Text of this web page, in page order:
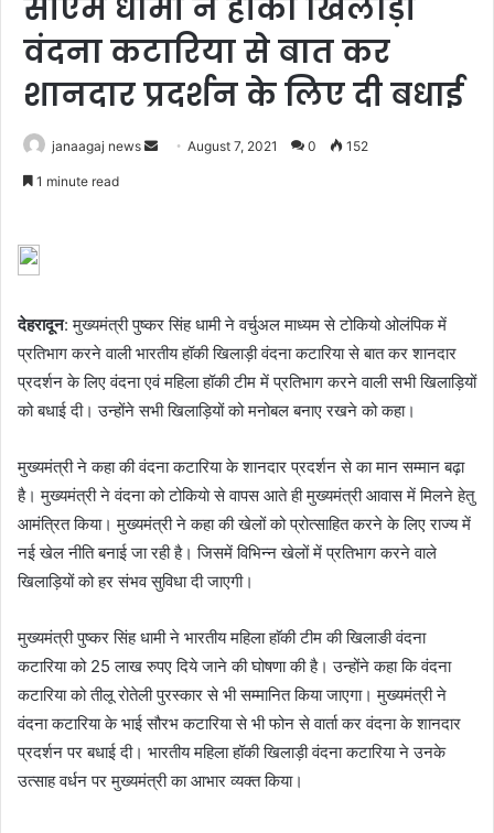
सीएम धामी ने हॉकी खिलाड़ी
वंदना कटारिया से बात कर
शानदार प्रदर्शन के लिए दी बधाई
janaagaj news
SendAugust 7, 2021 0 152
1 minute read
देहरादून: मुख्यमंत्री पुष्कर सिंह धामी ने वर्चुअल माध्यम से टोकियो ओलंपिक में
प्रतिभाग करने वाली भारतीय हॉकी खिलाड़ी वंदना कटारिया से बात कर शानदार
प्रदर्शन के लिए वंदना एवं महिला हॉकी टीम में प्रतिभाग करने वाली सभी खिलाड़ियों
को बधाई दी। उन्होंने सभी खिलाड़ियों को मनोबल बनाए रखने को कहा।
मुख्यमंत्री ने कहा की वंदना कटारिया के शानदार प्रदर्शन से का मान सम्मान बढ़ा
है। मुख्यमंत्री ने वंदना को टोकियाे से वापस आते ही मुख्यमंत्री आवास में मिलने हेतु
आमंत्रित किया। मुख्यमंत्री ने कहा की खेलों को प्रोत्साहित करने के लिए राज्य में
नई खेल नीति बनाई जा रही है। जिसमें विभिन्न खेलों में प्रतिभाग करने वाले
खिलाड़ियों को हर संभव सुविधा दी जाएगी।
मुख्यमंत्री पुष्कर सिंह धामी ने भारतीय महिला हाॅकी टीम की खिलाङी वंदना
कटारिया को 25 लाख रुपए दिये जाने की घोषणा की है। उन्होंने कहा कि वंदना
कटारिया को तीलू रोतेली पुरस्कार से भी सम्मानित किया जाएगा। मुख्यमंत्री ने
वंदना कटारिया के भाई सौरभ कटारिया से भी फोन से वार्ता कर वंदना के शानदार
प्रदर्शन पर बधाई दी। भारतीय महिला हॉकी खिलाड़ी वंदना कटारिया ने उनके
उत्साह वर्धन पर मुख्यमंत्री का आभार व्यक्त किया।